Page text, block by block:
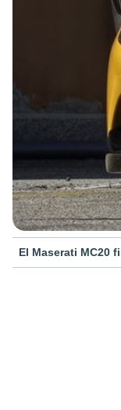
El Maserati MC20